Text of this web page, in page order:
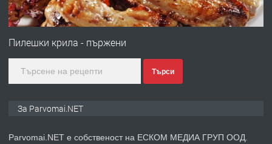
ПРЕДЛАГА
Монтажник на малки детайли за
Пилешки крила - пържени
Търси
За Parvomai.NET
Parvomai.NET е собственост на ЕСКОМ МЕДИА ГРУП ООД.